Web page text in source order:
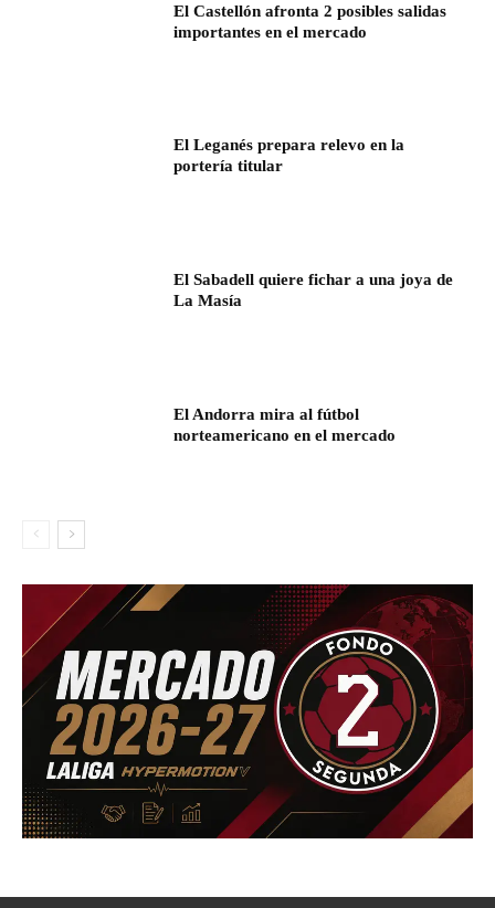
El Castellón afronta 2 posibles salidas
importantes en el mercado
El Leganés prepara relevo en la
portería titular
El Sabadell quiere fichar a una joya de
La Masía
El Andorra mira al fútbol
norteamericano en el mercado